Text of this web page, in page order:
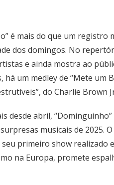
é mais do que um registro
dos domingos. No
e ainda mostra ao
um medley de “Mete um
do Charlie Brown
desde abril,
musicais de 2025.
primeiro show realizado
na Europa, promete